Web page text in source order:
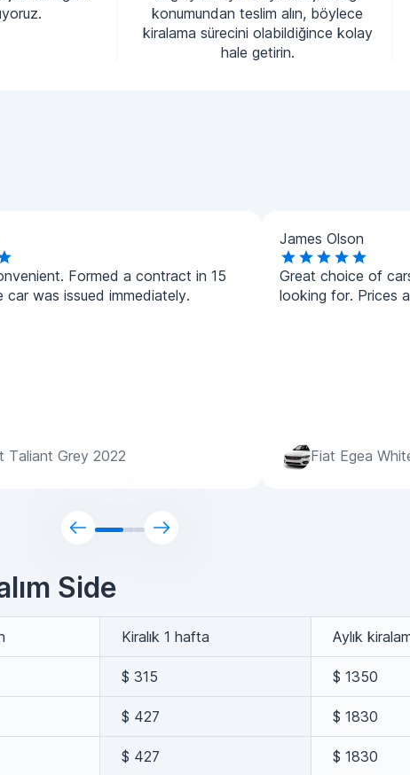
konumundan teslim alın, böylece
kiralama sürecini olabildiğince kolay
hale getirin.
Formed a contract in 15
car was issued immediately.
Taliant Grey 2022
James Olson
Great choice of
looking for. Prices
Fiat Egea
Side
Kiralık 1 hafta Aylık
$ 315 $ 1350
$ 427 $ 1830
$ 427 $ 1830